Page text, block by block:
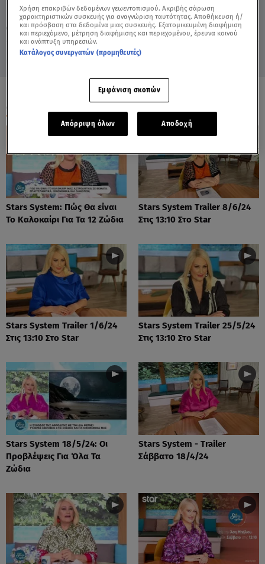
Παρασκευή 7 Αυγούστου 2026
15.05.22, 14:21 ΖΩΔΙΑ
ΟΛΑ ΤΑ ΒΙΝΤΕΟ
Stars System: Πώς Θα είναι
Το Καλοκαίρι Για Τα 12 Ζώδια
Stars System Trailer 8/6/24
Στις 13:10 Στο Star
Stars System Trailer 1/6/24
Στις 13:10 Στο Star
Stars System Trailer 25/5/24
Στις 13:10 Στο Star
Stars System 18/5/24: Οι
Προβλέψεις Για Όλα Τα
Ζώδια
Stars System - Trailer
Σάββατο 18/4/24
Χρήση επακριβών δεδομένων γεωεντοπισμού. Ακριβής σάρωση
χαρακτηριστικών συσκευής για αναγνώριση ταυτότητας. Αποθήκευση ή/
και πρόσβαση στα δεδομένα μιας συσκευής. Εξατομικευμένη διαφήμιση
και περιεχόμενο, μέτρηση διαφήμισης και περιεχομένου, έρευνα κοινού
και ανάπτυξη υπηρεσιών.
Κατάλογος συνεργατών (προμηθευτές)
Εμφάνιση σκοπών
Απόρριψη όλων Αποδοχή